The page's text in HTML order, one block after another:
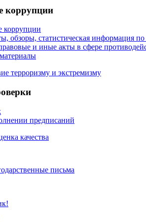
коррупции
коррупции
обзоры, статистическая информация
и иные акты в сфере
терроризму и экстремизму
предписаний
качества
письма